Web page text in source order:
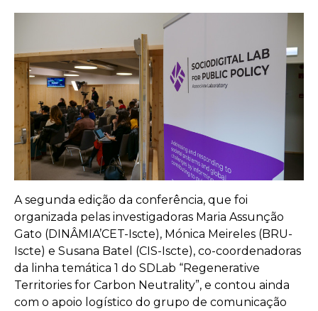
A segunda edição da conferência, que foi
organizada pelas investigadoras Maria Assunção
Gato (DINÂMIA’CET-Iscte), Mónica Meireles (BRU-
Iscte) e Susana Batel (CIS-Iscte), co-coordenadoras
da linha temática 1 do SDLab “Regenerative
Territories for Carbon Neutrality”, e contou ainda
com o apoio logístico do grupo de comunicação